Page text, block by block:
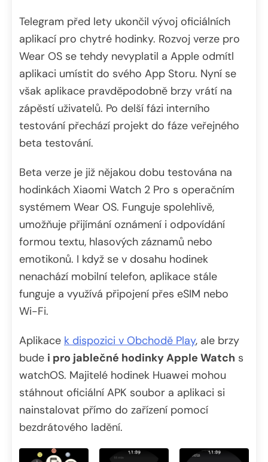
Telegram před lety ukončil vývoj oficiálních
aplikací pro chytré hodinky. Rozvoj verze pro
Wear OS se tehdy nevyplatil a Apple odmítl
aplikaci umístit do svého App Storu. Nyní se
však aplikace pravděpodobně brzy vrátí na
zápěstí uživatelů. Po delší fázi interního
testování přechází projekt do fáze veřejného
beta testování.
Beta verze je již nějakou dobu testována na
hodinkách Xiaomi Watch 2 Pro s operačním
systémem Wear OS. Funguje spolehlivě,
umožňuje přijímání oznámení i odpovídání
formou textu, hlasových záznamů nebo
emotikonů. I když se v dosahu hodinek
nenachází mobilní telefon, aplikace stále
funguje a využívá připojení přes eSIM nebo
Wi-Fi.
Aplikace k dispozici v Obchodě Play, ale brzy
bude i pro jablečné hodinky Apple Watch s
watchOS. Majitelé hodinek Huawei mohou
stáhnout oficiální APK soubor a aplikaci si
nainstalovat přímo do zařízení pomocí
bezdrátového ladění.